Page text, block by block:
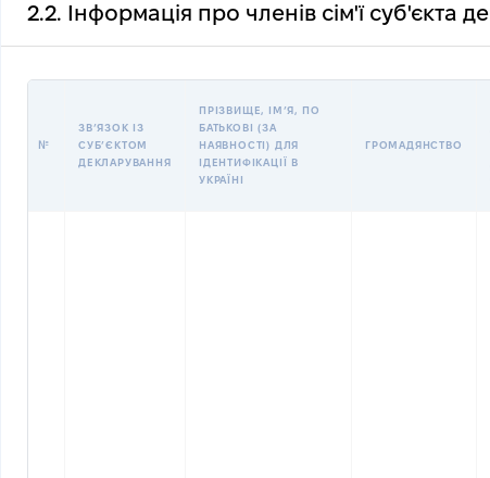
2.2. Інформація про членів сім'ї суб'єкта
№
ЗВʼЯЗОК ІЗ
СУБʼЄКТОМ
ДЕКЛАРУВАННЯ
ПРІЗВИЩЕ, ІМʼЯ, ПО
БАТЬКОВІ (ЗА
НАЯВНОСТІ) ДЛЯ
ІДЕНТИФІКАЦІЇ В
УКРАЇНІ
ГРОМАДЯНСТВО